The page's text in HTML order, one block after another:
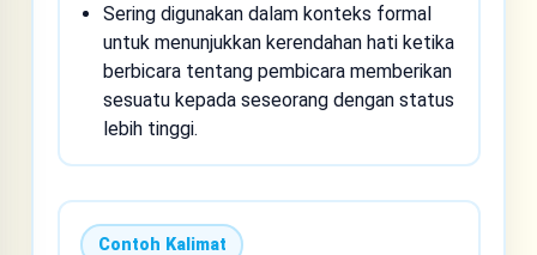
Sering digunakan dalam konteks formal
untuk menunjukkan kerendahan hati ketika
berbicara tentang pembicara memberikan
sesuatu kepada seseorang dengan status
lebih tinggi.
Contoh Kalimat